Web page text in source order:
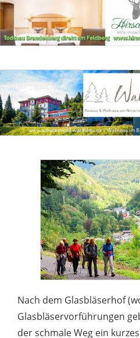
Nach dem Glasbläserhof
Glasbläservorführungen
der schmale Weg ein